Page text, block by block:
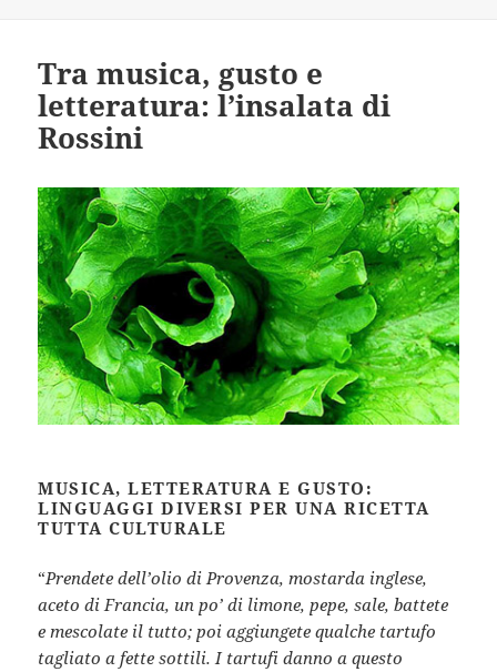
Tra musica, gusto e
letteratura: l’insalata di
Rossini
MUSICA, LETTERATURA E GUSTO:
LINGUAGGI DIVERSI PER UNA RICETTA
TUTTA CULTURALE
“Prendete dell’olio di Provenza, mostarda inglese,
aceto di Francia, un po’ di limone, pepe, sale, battete
e mescolate il tutto; poi aggiungete qualche tartufo
tagliato a fette sottili. I tartufi danno a questo